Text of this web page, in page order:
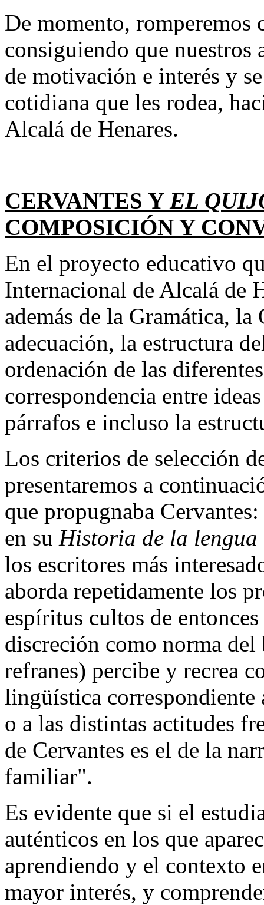
De momento, romperemos
consiguiendo que nuestros
de motivación e interés y
cotidiana que les rodea,
Alcalá de Henares.
CERVANTES Y EL
COMPOSICIÓN Y
En el proyecto educativo
Internacional de Alcalá de
además de la Gramática,
adecuación, la estructura
ordenación de las
correspondencia entre
párrafos e incluso la
Los criterios de selección
presentaremos a
que propugnaba
en su Historia de la lengua
los escritores más
aborda repetidamente los
espíritus cultos de
discreción como norma
refranes) percibe y recrea
lingüística correspondiente
o a las distintas actitudes
de Cervantes es el de la
familiar".
Es evidente que si el
auténticos en los que
aprendiendo y el contexto
mayor interés, y